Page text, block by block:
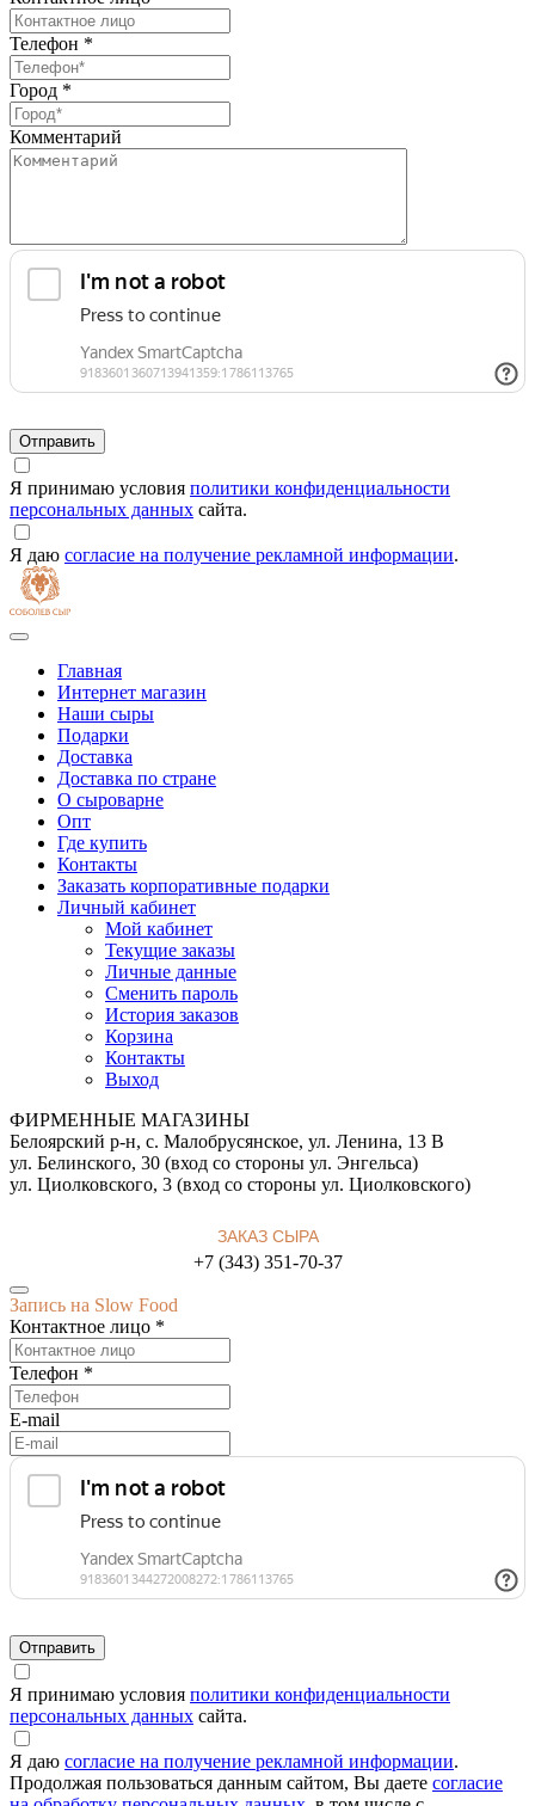
Телефон *
Город *
Комментарий
Я принимаю условия политики конфиденциальности
персональных данных сайта.
Я даю согласие на получение рекламной информации.
Главная
Интернет магазин
Наши сыры
Подарки
Доставка
Доставка по стране
О сыроварне
Опт
Где купить
Контакты
Заказать корпоративные подарки
Личный кабинет
Мой кабинет
Текущие заказы
Личные данные
Сменить пароль
История заказов
Корзина
Контакты
Выход
ФИРМЕННЫЕ МАГАЗИНЫ
Белоярский р-н, с. Малобрусянское, ул. Ленина, 13 В
ул. Белинского, 30 (вход со стороны ул. Энгельса)
ул. Циолковского, 3 (вход со стороны ул. Циолковского)
ЗАКАЗ СЫРА
+7 (343) 351-70-37
Запись на Slow Food
Контактное лицо *
Телефон *
E-mail
Я принимаю условия политики конфиденциальности
персональных данных сайта.
Я даю согласие на получение рекламной информации.
Продолжая пользоваться данным сайтом, Вы даете согласие